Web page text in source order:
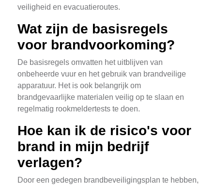
veiligheid en evacuatieroutes.
Wat zijn de basisregels
voor brandvoorkoming?
De basisregels omvatten het uitblijven van
onbeheerde vuur en het gebruik van brandveilige
apparatuur. Het is ook belangrijk om
brandgevaarlijke materialen veilig op te slaan en
regelmatig rookmeldertests te doen.
Hoe kan ik de risico's voor
brand in mijn bedrijf
verlagen?
Door een gedegen brandbeveiligingsplan te hebben,